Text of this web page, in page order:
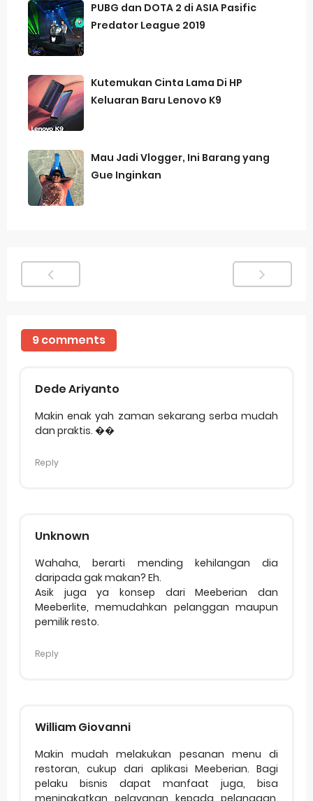
PUBG dan DOTA 2 di ASIA Pasific
Predator League 2019
Kutemukan Cinta Lama Di HP
Keluaran Baru Lenovo K9
Mau Jadi Vlogger, Ini Barang yang
Gue Inginkan
9 comments
Dede Ariyanto
Makin enak yah zaman sekarang serba mudah
dan praktis. ��
Reply
Unknown
Wahaha, berarti mending kehilangan dia
daripada gak makan? Eh.
Asik juga ya konsep dari Meeberian dan
Meeberlite, memudahkan pelanggan maupun
pemilik resto.
Reply
William Giovanni
Makin mudah melakukan pesanan menu di
restoran, cukup dari aplikasi Meeberian. Bagi
pelaku bisnis dapat manfaat juga, bisa
meningkatkan pelayanan kepada pelanggan.